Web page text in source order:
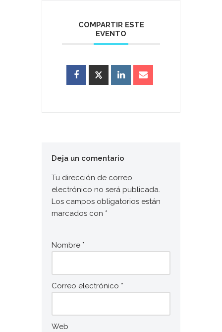
COMPARTIR ESTE
EVENTO
Deja un comentario
Tu dirección de correo
electrónico no será publicada.
Los campos obligatorios están
marcados con *
Nombre *
Correo electrónico *
Web